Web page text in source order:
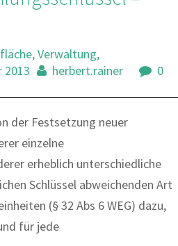
,Verwaltung,
2013 herbert.rainer
0
der Festsetzung neuer
einzelne
erheblich unterschiedliche
Schlüssel abweichenden Art
(§ 32 Abs 6 WEG) dazu,
für jede